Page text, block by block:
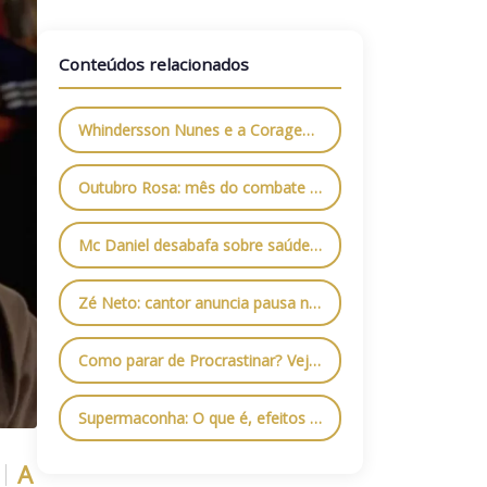
A
Conteúdos relacionados
Whindersson Nunes e a Coragem de Priorizar a Saúde Mental: O Papel da Internação Psiquiátrica
Outubro Rosa: mês do combate contra o Câncer de Mama
Mc Daniel desabafa sobre saúde mental: entenda o problema e os cuidados necessários
Zé Neto: cantor anuncia pausa na carreira para tratamento da Depressão
Como parar de Procrastinar? Veja algumas dicas que vão te ajudar
Supermaconha: O que é, efeitos colaterais e quais são os riscos